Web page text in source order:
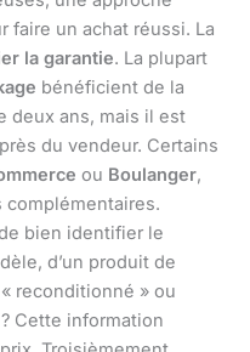
faire un achat réussi. La
la garantie. La plupart
bénéficient de la
deux ans, mais il est
du vendeur. Certains
ou Boulanger,
complémentaires.
bien identifier le
d’un produit de
reconditionné » ou
Cette information